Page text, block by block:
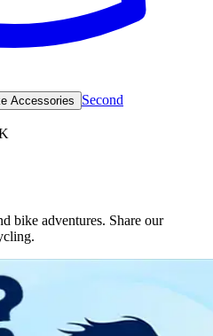
Accessories
Second
bike adventures. Share our